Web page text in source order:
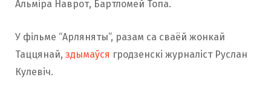
Альміра Наврот, Бартломей Топа.
У фільме “Арляняты”, разам са сваёй жонкай
Таццянай, здымаўся гродзенскі журналіст Руслан
Кулевіч.